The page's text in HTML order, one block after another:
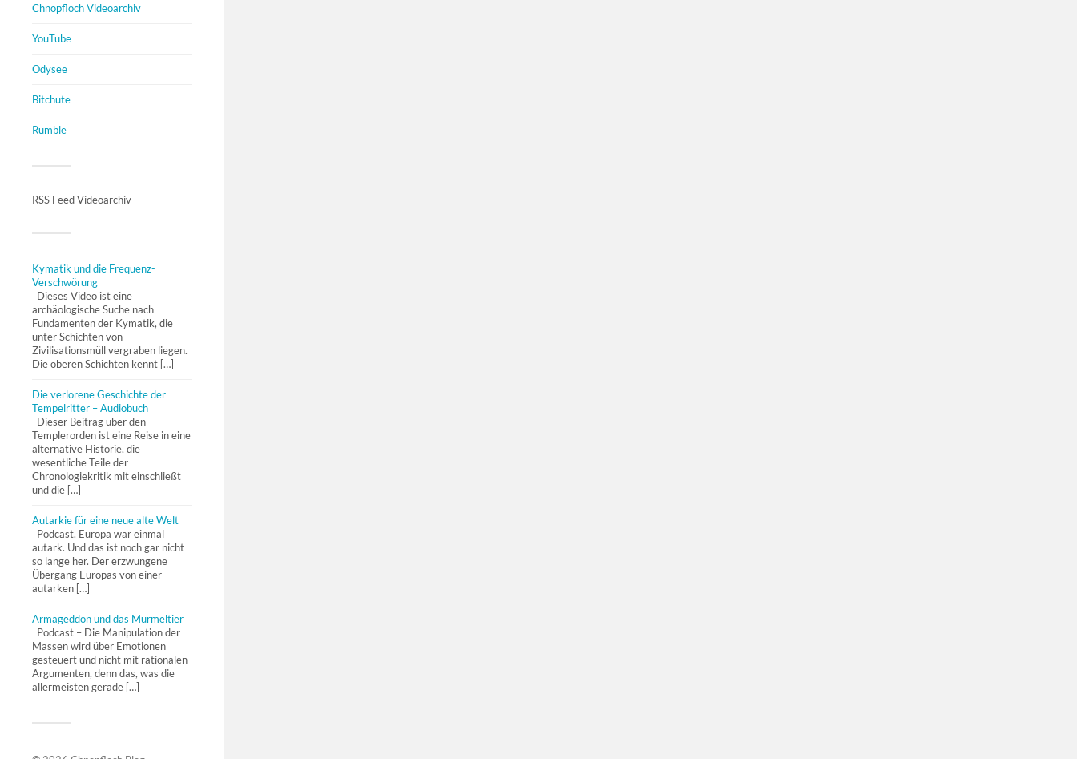
Chnopfloch Videoarchiv
YouTube
Odysee
Bitchute
Rumble
RSS Feed Videoarchiv
Kymatik und die Frequenz-
Verschwörung
Dieses Video ist eine
archäologische Suche nach
Fundamenten der Kymatik, die
unter Schichten von
Zivilisationsmüll vergraben liegen.
Die oberen Schichten kennt […]
Die verlorene Geschichte der
Tempelritter – Audiobuch
Dieser Beitrag über den
Templerorden ist eine Reise in eine
alternative Historie, die
wesentliche Teile der
Chronologiekritik mit einschließt
und die […]
Autarkie für eine neue alte Welt
Podcast. Europa war einmal
autark. Und das ist noch gar nicht
so lange her. Der erzwungene
Übergang Europas von einer
autarken […]
Armageddon und das Murmeltier
Podcast – Die Manipulation der
Massen wird über Emotionen
gesteuert und nicht mit rationalen
Argumenten, denn das, was die
allermeisten gerade […]